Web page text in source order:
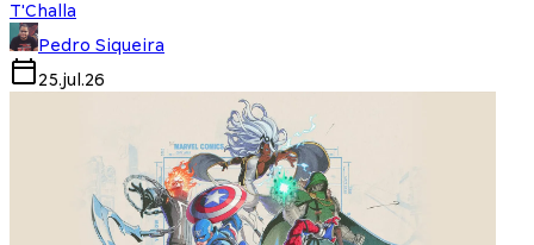
T'Challa
Pedro Siqueira
25.jul.26